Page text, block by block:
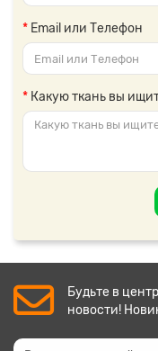
Email или Телефон
Какую ткань вы
Будьте в
новости!